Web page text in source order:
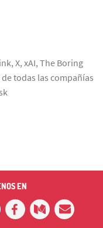
X, xAI, The Boring
todas las compañías
EN